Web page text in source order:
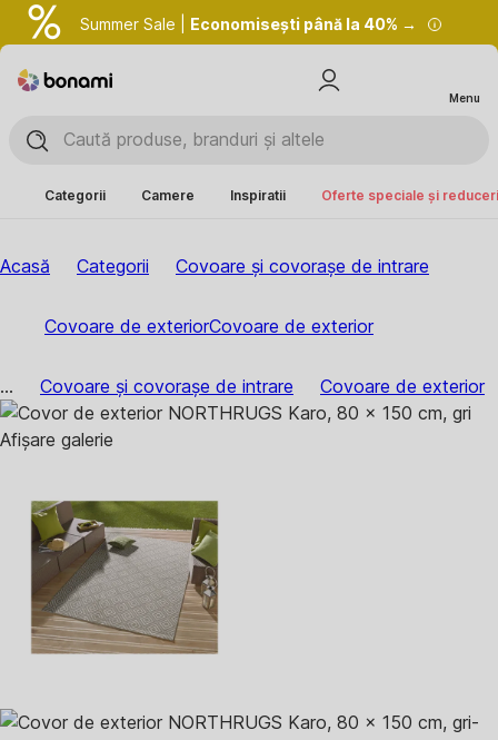
Summer Sale | Economisești până la 40% →
Menu
Categorii Camere Inspiratii Oferte speciale și reduceri
Acasă Categorii Covoare și covorașe de intrare
Covoare de exteriorCovoare de exterior
... Covoare și covorașe de intrare Covoare de exterior
Afișare galerie